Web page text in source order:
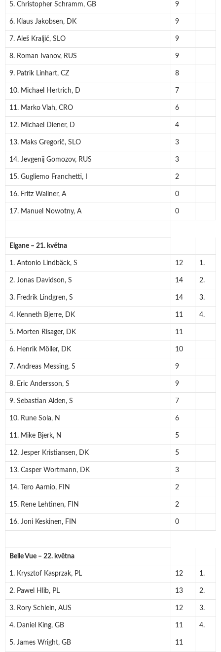
5. Christopher Schramm, GB 9
6. Klaus Jakobsen, DK 9
7. Aleš Kraljič, SLO 9
8. Roman Ivanov, RUS 9
9. Patrik Linhart, CZ 8
10. Michael Hertrich, D 7
11. Marko Vlah, CRO 6
12. Michael Diener, D 4
13. Maks Gregorič, SLO 3
14. Jevgenij Gomozov, RUS 3
15. Gugliemo Franchetti, I 2
16. Fritz Wallner, A 0
17. Manuel Nowotny, A 0
Elgane – 21. května
1. Antonio Lindbäck, S 12 1.
2. Jonas Davidson, S 14 2.
3. Fredrik Lindgren, S 14 3.
4. Kenneth Bjerre, DK 11 4.
5. Morten Risager, DK 11
6. Henrik Möller, DK 10
7. Andreas Messing, S 9
8. Eric Andersson, S 9
9. Sebastian Alden, S 7
10. Rune Sola, N 6
11. Mike Bjerk, N 5
12. Jesper Kristiansen, DK 5
13. Casper Wortmann, DK 3
14. Tero Aarnio, FIN 2
15. Rene Lehtinen, FIN 2
16. Joni Keskinen, FIN 0
Belle Vue – 22. května
1. Krysztof Kasprzak, PL 12 1.
2. Pawel Hlib, PL 13 2.
3. Rory Schlein, AUS 12 3.
4. Daniel King, GB 11 4.
5. James Wright, GB 11